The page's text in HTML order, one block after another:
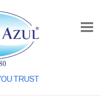
TRUST